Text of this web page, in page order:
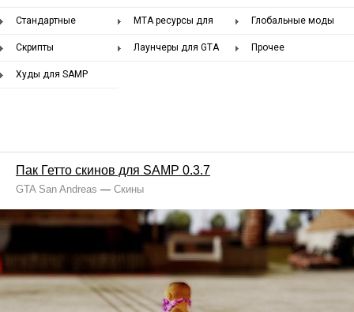
сервера
Стандартные
файлы
MTA ресурсы для
сервера
Глобальные моды
Скрипты Лаунчеры для GTA Прочее
Худы для SAMP
Пак Гетто скинов для SAMP 0.3.7
GTA San Andreas — Скины